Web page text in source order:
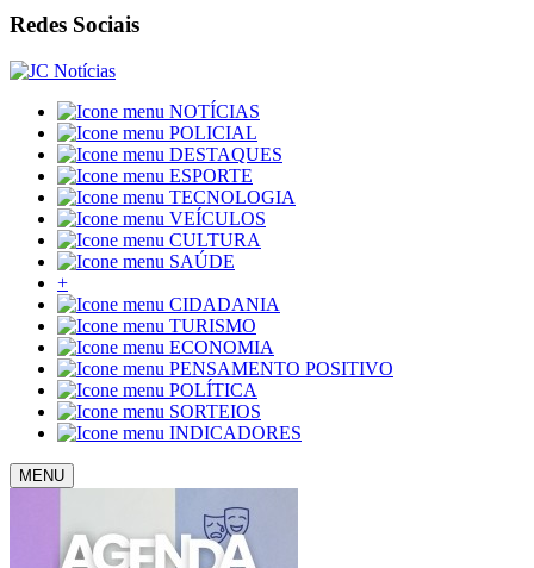
Redes Sociais
NOTÍCIAS
POLICIAL
DESTAQUES
ESPORTE
TECNOLOGIA
VEÍCULOS
CULTURA
SAÚDE
+
CIDADANIA
TURISMO
ECONOMIA
PENSAMENTO POSITIVO
POLÍTICA
SORTEIOS
INDICADORES
MENU